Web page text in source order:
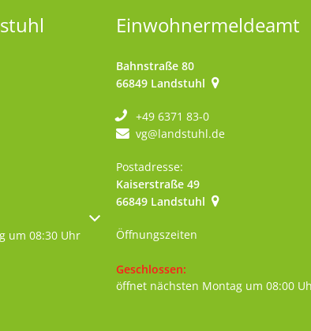
oder Schließzeiten auszublenden
um 08:30 Uhr
Einwohnermeldeamt
Bahnstraße 80
66849 Landstuhl
+49 6371 83-0
vg@landstuhl.de
Postadresse:
Kaiserstraße 49
66849 Landstuhl
Öffnungszeiten
Klicken, um weitere Öffnungs- oder
Geschlossen:
öffnet nächsten Montag um 08:00